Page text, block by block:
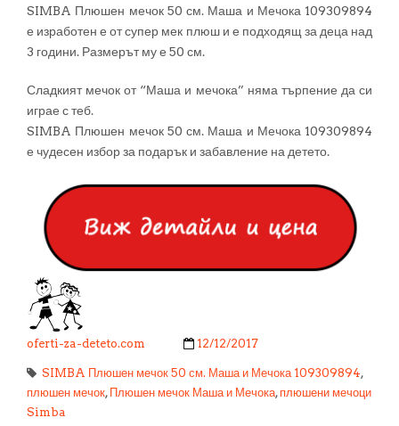
SIMBA Плюшен мечок 50 см. Маша и Мечока 109309894
е изработен е от супер мек плюш и е подходящ за деца над
3 години. Размерът му е 50 см.
Сладкият мечок от “Маша и мечока” няма търпение да си
играе с теб.
SIMBA Плюшен мечок 50 см. Маша и Мечока 109309894
е чудесен избор за подарък и забавление на детето.
oferti-za-deteto.com 12/12/2017
SIMBA Плюшен мечок 50 см. Маша и Мечока 109309894,
плюшен мечок, Плюшен мечок Маша и Мечока, плюшени мечоци
Simba